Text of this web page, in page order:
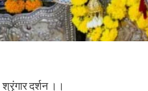
श्रृंगार दर्शन ।।